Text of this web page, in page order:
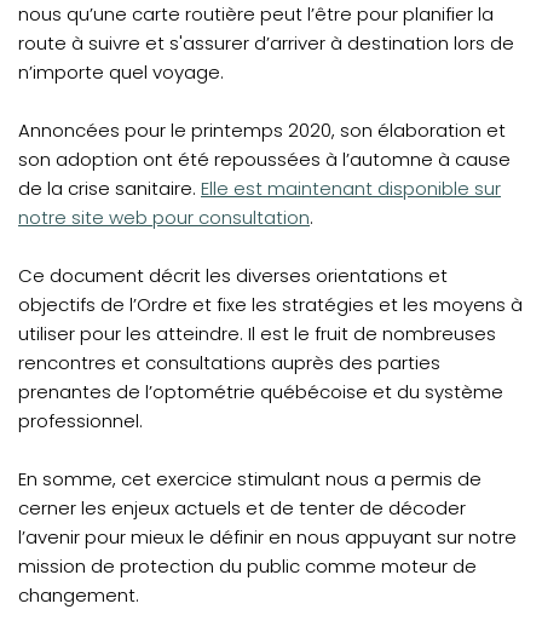
nous qu’une carte routière peut l’être pour planifier la
route à suivre et s'assurer d’arriver à destination lors de
n’importe quel voyage.
Annoncées pour le printemps 2020, son élaboration et
son adoption ont été repoussées à l’automne à cause
de la crise sanitaire. Elle est maintenant disponible sur
notre site web pour consultation.
Ce document décrit les diverses orientations et
objectifs de l’Ordre et fixe les stratégies et les moyens à
utiliser pour les atteindre. Il est le fruit de nombreuses
rencontres et consultations auprès des parties
prenantes de l’optométrie québécoise et du système
professionnel.
En somme, cet exercice stimulant nous a permis de
cerner les enjeux actuels et de tenter de décoder
l’avenir pour mieux le définir en nous appuyant sur notre
mission de protection du public comme moteur de
changement.